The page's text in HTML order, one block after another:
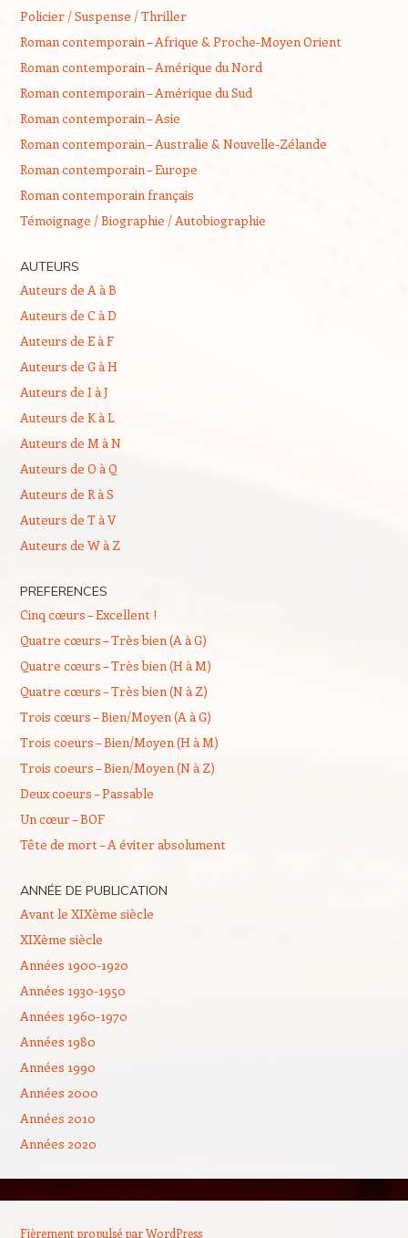
Policier / Suspense / Thriller
Roman contemporain – Afrique & Proche-Moyen Orient
Roman contemporain – Amérique du Nord
Roman contemporain – Amérique du Sud
Roman contemporain – Asie
Roman contemporain – Australie & Nouvelle-Zélande
Roman contemporain – Europe
Roman contemporain français
Témoignage / Biographie / Autobiographie
AUTEURS
Auteurs de A à B
Auteurs de C à D
Auteurs de E à F
Auteurs de G à H
Auteurs de I à J
Auteurs de K à L
Auteurs de M à N
Auteurs de O à Q
Auteurs de R à S
Auteurs de T à V
Auteurs de W à Z
PREFERENCES
Cinq cœurs – Excellent !
Quatre cœurs – Très bien (A à G)
Quatre cœurs – Très bien (H à M)
Quatre cœurs – Très bien (N à Z)
Trois cœurs – Bien/Moyen (A à G)
Trois coeurs – Bien/Moyen (H à M)
Trois coeurs – Bien/Moyen (N à Z)
Deux coeurs – Passable
Un cœur – BOF
Tête de mort – A éviter absolument
ANNÉE DE PUBLICATION
Avant le XIXème siècle
XIXème siècle
Années 1900-1920
Années 1930-1950
Années 1960-1970
Années 1980
Années 1990
Années 2000
Années 2010
Années 2020
Fièrement propulsé par WordPress